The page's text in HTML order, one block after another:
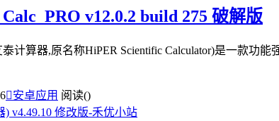
v12.0.2 build 275 破解版
泰计算器,原名称HiPER Scientific Calculator)是一款
安卓应用 阅读()